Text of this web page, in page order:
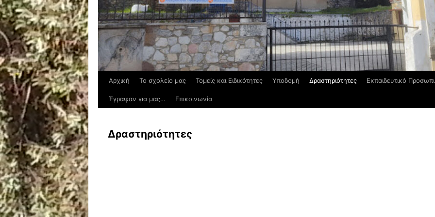
Αρχική Το σχολείο μας Τομείς και Ειδικότητες Υποδομή Δραστηριότητες Εκπαιδευτικό
Έγραψαν για μας… Επικοινωνία
Δραστηριότητες